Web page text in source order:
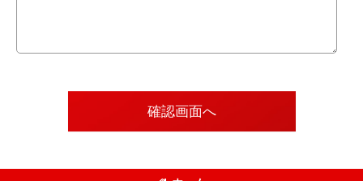
確認画面へ